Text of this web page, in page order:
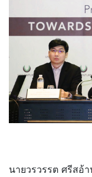
นายวรวรรต ศรีสอ้